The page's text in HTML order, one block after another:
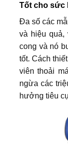
Tốt cho sức
Đa số các
và hiệu
cong và nó
tốt. Cách
viên thoải
ngừa các
hưởng tiêu